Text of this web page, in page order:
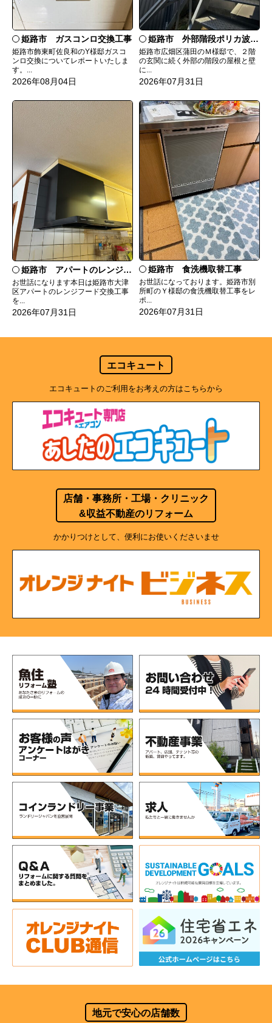
姫路市 ガスコンロ交換工事
姫路市飾東町佐良和のY様邸ガスコ
ンロ交換についてレポートいたしま
す。...
2026年08月04日
姫路市 外部階段ポリカ波板張替工事
姫路市広畑区蒲田のＭ様邸で、２階
の玄関に続く外部の階段の屋根と壁
に...
2026年07月31日
姫路市 アパートのレンジフード交換
お世話になります本日は姫路市大津
区アパートのレンジフード交換工事
を...
2026年07月31日
姫路市 食洗機取替工事
お世話になっております。姫路市別
所町のＹ様邸の食洗機取替工事をレ
ポ...
2026年07月31日
エコキュート
エコキュートのご利用をお考えの方はこちらから
店舗・事務所・工場・クリニック
&収益不動産のリフォーム
かかりつけとして、便利にお使いくださいませ
地元で安心の店舗数